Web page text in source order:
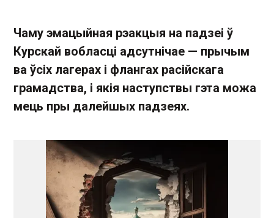
Чаму эмацыйная рэакцыя на падзеі ў
Курскай вобласці адсутнічае — прычым
ва ўсіх лагерах і флангах расійскага
грамадства, і якія наступствы гэта можа
мець пры далейшых падзеях.